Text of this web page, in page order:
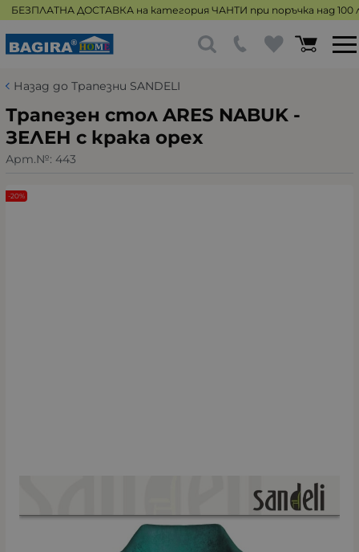
БЕЗПЛАТНА ДОСТАВКА на категория ЧАНТИ при поръчка над 100
Назад до Трапезни SANDELI
Трапезен стол ARES NABUK -
ЗЕЛЕН с крака орех
Арт.№: 443
-20%